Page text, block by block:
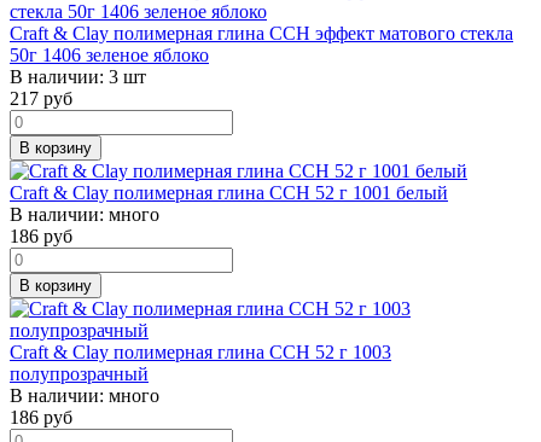
Craft & Clay полимерная глина CCH эффект матового стекла
50г 1406 зеленое яблоко
В наличии: 3 шт
217 руб
В корзину
Craft & Clay полимерная глина CCH 52 г 1001 белый
В наличии: много
186 руб
В корзину
Craft & Clay полимерная глина CCH 52 г 1003
полупрозрачный
В наличии: много
186 руб